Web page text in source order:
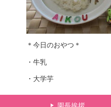
＊今日のおやつ＊
・牛乳
・大学芋
園長挨拶